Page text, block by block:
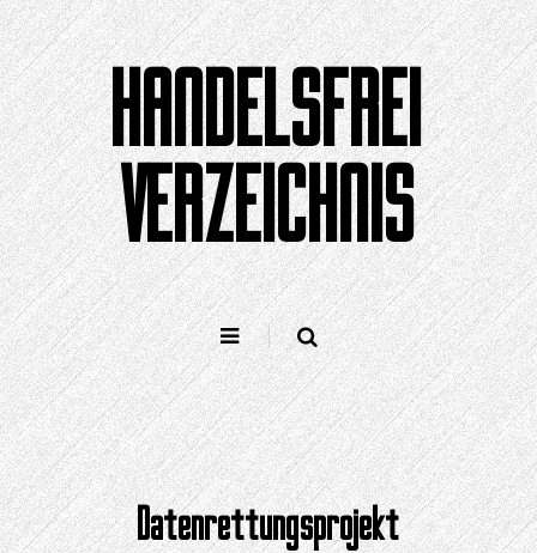
Zum
Inhalt
springen
HANDELSFREI
VERZEICHNIS
Datenrettungsprojekt